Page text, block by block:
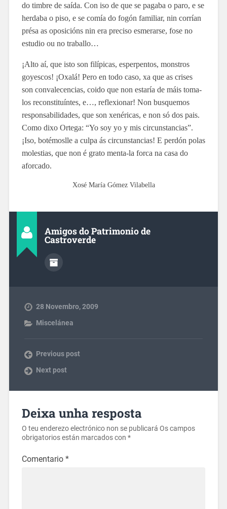
do timbre de saída. Con iso de que se pagaba o paro, e se
herdaba o piso, e se comía do fogón familiar, nin corrían
présa as oposicións nin era preciso esmerarse, fose no
estudio ou no traballo…
¡Alto aí, que isto son filípicas, esperpentos, monstros
goyescos! ¡Oxalá! Pero en todo caso, xa que as crises
son convalecencias, coido que non estaría de máis toma-
los reconstituíntes, e…, reflexionar! Non busquemos
responsabilidades, que son xenéricas, e non só dos pais.
Como dixo Ortega: “Yo soy yo y mis circunstancias”.
¡Iso, botémoslle a culpa ás circunstancias! E perdón polas
molestias, que non é grato menta-la forca na casa do
aforcado.
Xosé María Gómez Vilabella
Amigos do Patrimonio de
Castroverde
28 Novembro, 2009
Miscelánea
Previous post
Next post
Deixa unha resposta
O teu enderezo electrónico non se publicará Os campos
obrigatorios están marcados con *
Comentario *